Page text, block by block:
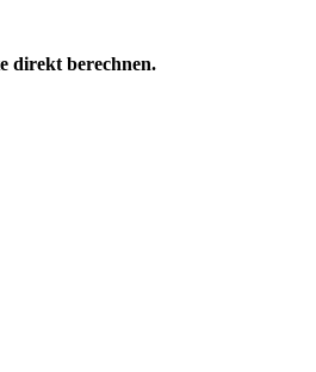
direkt berechnen.